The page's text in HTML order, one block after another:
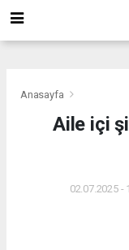
Anasayfa
Aile içi
02.07.2025 -